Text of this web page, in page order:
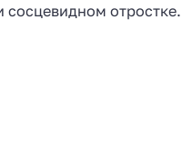
сосцевидном отростке.